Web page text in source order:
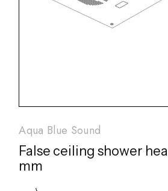
Aqua Blue Sound
False ceiling shower
mm